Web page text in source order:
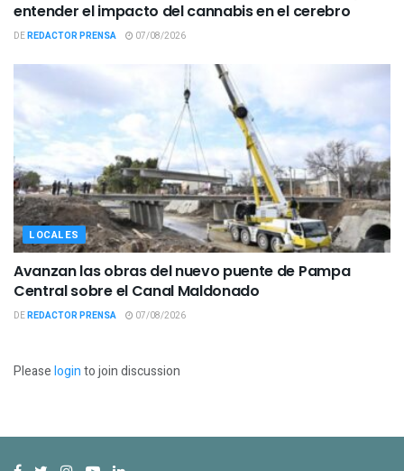
entender el impacto del cannabis en el cerebro
DEREDACTOR PRENSA 07/08/2026
LOCALES
Avanzan las obras del nuevo puente de Pampa
Central sobre el Canal Maldonado
DEREDACTOR PRENSA 07/08/2026
Pleaseloginto join discussion